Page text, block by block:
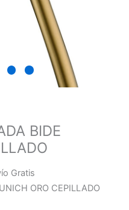
BIDE
Gratis
ORO CEPILLADO